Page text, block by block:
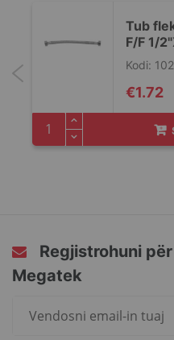
Tub
F/F 1/
€1.72
Kodi:
Regjistrohuni
Megatek